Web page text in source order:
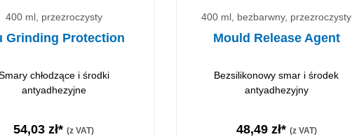
400 ml, przezroczysty
Grinding Protection
chłodzące i środki
antyadhezyjne
54,03 zł*(z VAT)
400 ml, bezbarwny, przezroczysty
Mould Release Agent
Bezsilikonowy smar i środek
antyadhezyjny
48,49 zł* (z VAT)